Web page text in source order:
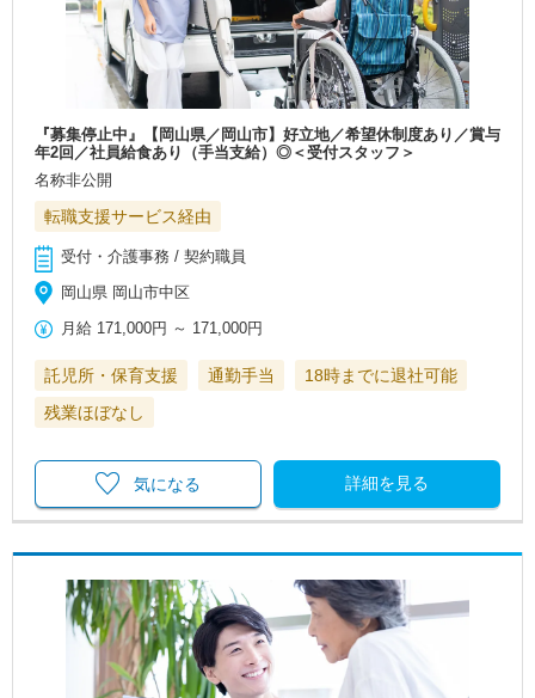
『募集停止中』【岡山県／岡山市】好立地／希望休制度あり／賞与
年2回／社員給食あり（手当支給）◎＜受付スタッフ＞
名称非公開
転職支援サービス経由
受付・介護事務 / 契約職員
岡山県 岡山市中区
月給 171,000円 ～ 171,000円
託児所・保育支援 通勤手当
18時までに退社可能
残業ほぼなし
詳細を見る
気になる